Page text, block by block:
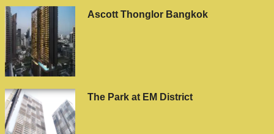
Ascott Thonglor Bangkok
The Park at EM District